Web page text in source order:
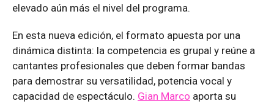
elevado aún más el nivel del programa.
En esta nueva edición, el formato apuesta por una
dinámica distinta: la competencia es grupal y reúne a
cantantes profesionales que deben formar bandas
para demostrar su versatilidad, potencia vocal y
capacidad de espectáculo. Gian Marco aporta su